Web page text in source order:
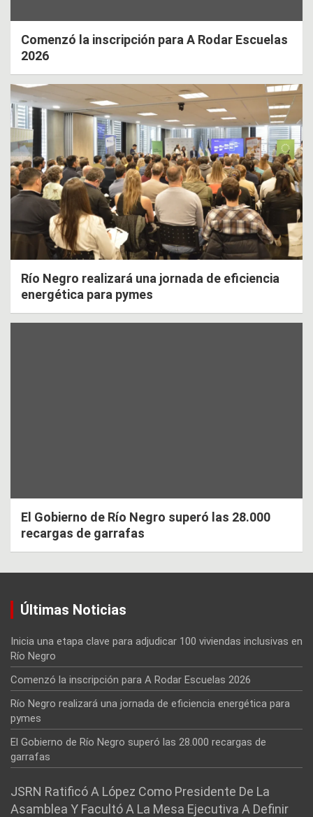
Comenzó la inscripción para A Rodar Escuelas
2026
Río Negro realizará una jornada de eficiencia
energética para pymes
El Gobierno de Río Negro superó las 28.000
recargas de garrafas
Últimas Noticias
Inicia una etapa clave para adjudicar 100 viviendas inclusivas en
Río Negro
Comenzó la inscripción para A Rodar Escuelas 2026
Río Negro realizará una jornada de eficiencia energética para
pymes
El Gobierno de Río Negro superó las 28.000 recargas de
garrafas
JSRN Ratificó A López Como Presidente De La
Asamblea Y Facultó A La Mesa Ejecutiva A Definir